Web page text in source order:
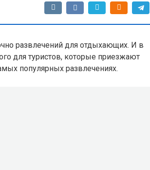
развлечений для отдыхающих. И в
для туристов, которые приезжают
популярных развлечениях.